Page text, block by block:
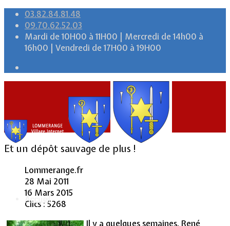
03.82.84.81.48
09.70.62.52.03
Mardi de 10H00 à 11H00 | Mercredi de 14h00 à
16h00 | Vendredi de 17H00 à 19H00
Accueil
Et un dépôt sauvage de plus !
Lommerange.fr
28 Mai 2011
16 Mars 2015
Clics : 5268
Il y a quelques semaines, René